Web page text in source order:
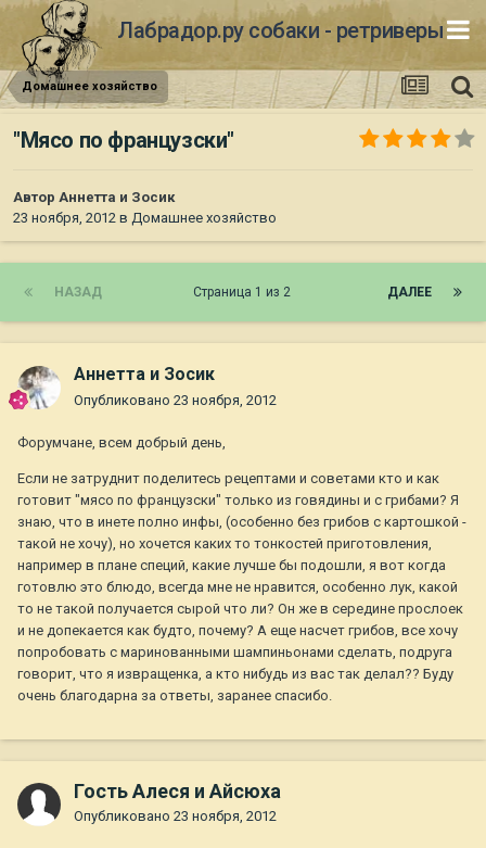
Лабрадор.ру собаки - ретриверы
Домашнее хозяйство
"Мясо по французски"
Автор Аннетта и Зосик
23 ноября, 2012 в Домашнее хозяйство
НАЗАД ДАЛЕЕ
Страница 1 из 2
Аннетта и Зосик
Опубликовано 23 ноября, 2012
Форумчане, всем добрый день,
Если не затруднит поделитесь рецептами и советами кто и как
готовит "мясо по французски" только из говядины и с грибами? Я
знаю, что в инете полно инфы, (особенно без грибов с картошкой -
такой не хочу), но хочется каких то тонкостей приготовления,
например в плане специй, какие лучше бы подошли, я вот когда
готовлю это блюдо, всегда мне не нравится, особенно лук, какой
то не такой получается сырой что ли? Он же в середине прослоек
и не допекается как будто, почему? А еще насчет грибов, все хочу
попробовать с маринованными шампиньонами сделать, подруга
говорит, что я извращенка, а кто нибудь из вас так делал?? Буду
очень благодарна за ответы, заранее спасибо.
Гость Алеся и Айсюха
Опубликовано 23 ноября, 2012